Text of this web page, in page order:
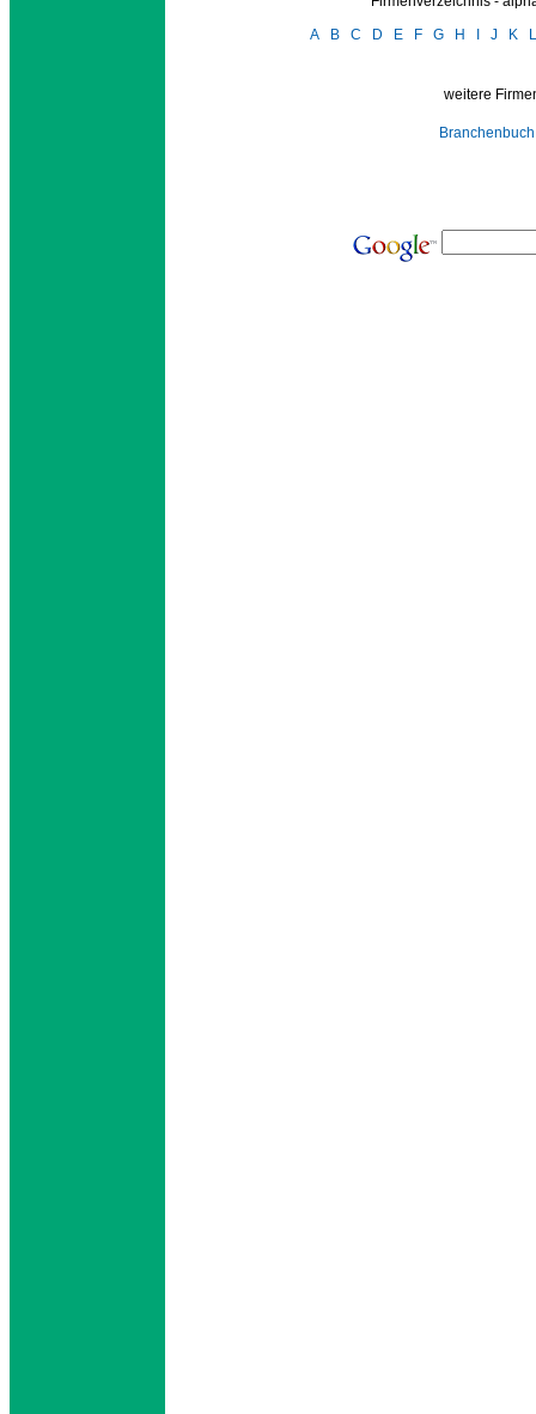
A
B C D E F G H J K L
weitere